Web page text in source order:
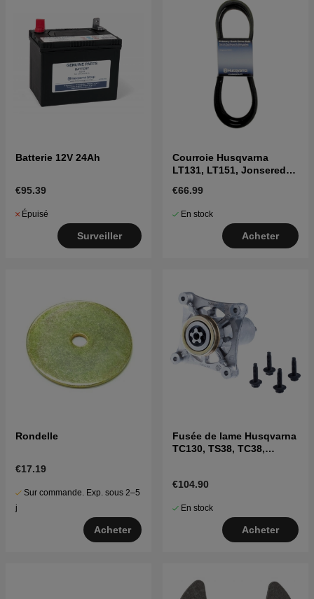
Batterie 12V 24Ah
€95.39
Épuisé
Surveiller
Courroie Husqvarna
LT131, LT151, Jonsered
€66.99
En stock
Acheter
Rondelle
€17.19
Sur commande. Exp. sous 2–5
j
Acheter
Fusée de lame Husqvarna
TC130, TS38, TC38,
€104.90
En stock
Acheter